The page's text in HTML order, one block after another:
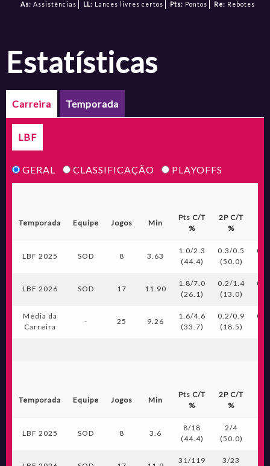
As: Assistências LL: Lances livres certos Pts: Pontos Re: Rebotes
estatísticas
Carreira Temporada
LBF
GERAL CLASSIFICAÇÃO PLAYOFFS
Temporada Equipe Jogos Min
Pts C/T
%
2P C/T
%
LBF 2025 SOD 8 3.63
1.0/2.3
(44.4)
0.3/0.5
(50.0)
LBF 2026 SOD 17 11.90
1.8/7.0
(26.1)
0.2/1.4
(13.0)
Média da
Carreira
- 25 9.26
1.6/4.6
(33.7)
0.2/0.9
(18.5)
Temporada Equipe Jogos Min
Pts C/T
%
2P C/T
%
LBF 2025 SOD 8 3.6
8/18
(44.4)
2/4
(50.0)
31/119 3/23